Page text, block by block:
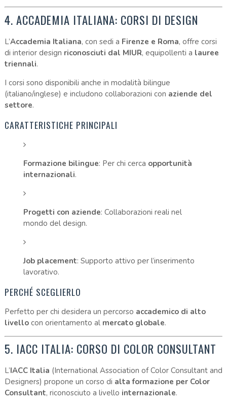
4. ACCADEMIA ITALIANA: CORSI DI DESIGN
L’Accademia Italiana, con sedi a Firenze e Roma, offre corsi
di interior design riconosciuti dal MIUR, equipollenti a lauree
triennali.
I corsi sono disponibili anche in modalità bilingue
(italiano/inglese) e includono collaborazioni con aziende del
settore.
CARATTERISTICHE PRINCIPALI
Formazione bilingue: Per chi cerca opportunità
internazionali.
Progetti con aziende: Collaborazioni reali nel
mondo del design.
Job placement: Supporto attivo per l’inserimento
lavorativo.
PERCHÉ SCEGLIERLO
Perfetto per chi desidera un percorso accademico di alto
livello con orientamento al mercato globale.
5. IACC ITALIA: CORSO DI COLOR CONSULTANT
L’IACC Italia (International Association of Color Consultant and
Designers) propone un corso di alta formazione per Color
Consultant, riconosciuto a livello internazionale.